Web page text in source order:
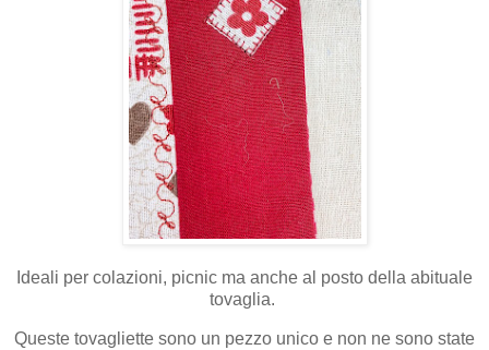
Ideali per colazioni, picnic ma anche al posto della abituale
tovaglia.
Queste tovagliette sono un pezzo unico e non ne sono state